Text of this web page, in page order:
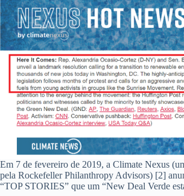
Em 7 de fevereiro de 2019, a Climate Nexus
pela Rockefeller Philanthropy Advisors) [2]
“TOP STORIES” que um “New Deal Verde